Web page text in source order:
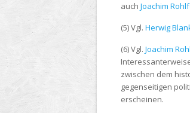
auch Joachim
(5) Vgl. Herwig
(6) Vgl. Joachim
zwischen dem
gegenseitigen
erscheinen.